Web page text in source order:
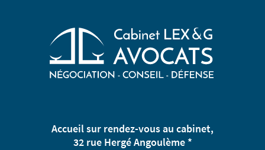
Accueil sur rendez-vous au cabinet,
32 rue Hergé Angoulème *